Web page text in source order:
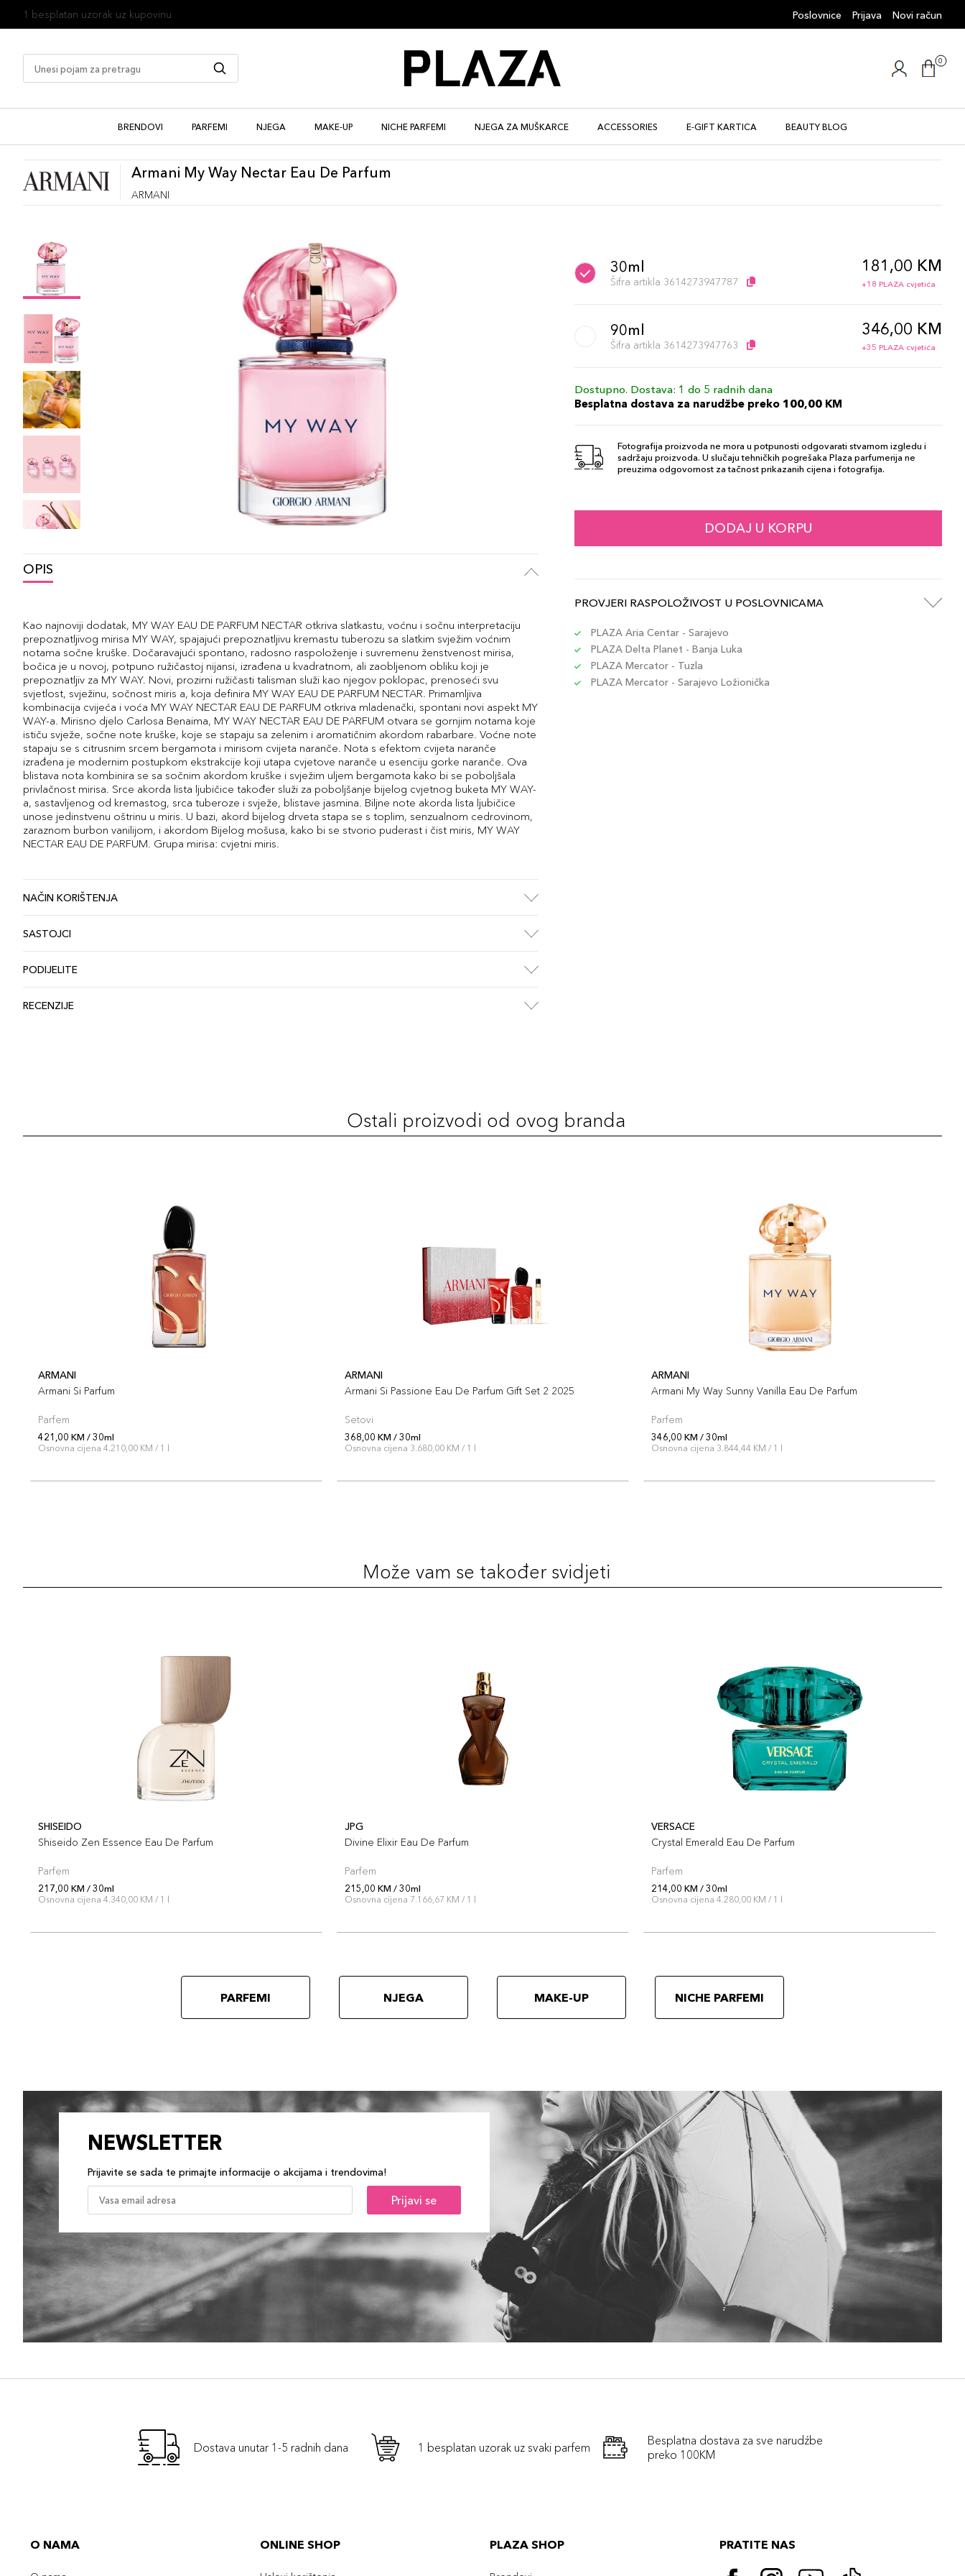
1 besplatan uzorak uz kupovinu Poslovnice Prijava Novi račun
0
BRENDOVI PARFEMI NJEGA MAKE-UP NICHE PARFEMI NJEGA ZA MUŠKARCE ACCESSORIES E-GIFT KARTICA BEAUTY BLOG
Armani My Way Nectar Eau De Parfum
ARMANI
OPIS
Kao najnoviji dodatak, MY WAY EAU DE PARFUM NECTAR otkriva slatkastu, voćnu i sočnu interpretaciju
prepoznatljivog mirisa MY WAY, spajajući prepoznatljivu kremastu tuberozu sa slatkim svježim voćnim
notama sočne kruške. Dočaravajući spontano, radosno raspoloženje i suvremenu ženstvenost mirisa,
bočica je u novoj, potpuno ružičastoj nijansi, izrađena u kvadratnom, ali zaobljenom obliku koji je
prepoznatljiv za MY WAY. Novi, prozirni ružičasti talisman služi kao njegov poklopac, prenoseći svu
svjetlost, svježinu, sočnost miris a, koja definira MY WAY EAU DE PARFUM NECTAR. Primamljiva
kombinacija cvijeća i voća MY WAY NECTAR EAU DE PARFUM otkriva mladenački, spontani novi aspekt MY
WAY-a. Mirisno djelo Carlosa Benaima, MY WAY NECTAR EAU DE PARFUM otvara se gornjim notama koje
ističu svježe, sočne note kruške, koje se stapaju sa zelenim i aromatičnim akordom rabarbare. Voćne note
stapaju se s citrusnim srcem bergamota i mirisom cvijeta naranče. Nota s efektom cvijeta naranče
izrađena je modernim postupkom ekstrakcije koji utapa cvjetove naranče u esenciju gorke naranče. Ova
blistava nota kombinira se sa sočnim akordom kruške i svježim uljem bergamota kako bi se poboljšala
privlačnost mirisa. Srce akorda lista ljubičice također služi za poboljšanje bijelog cvjetnog buketa MY WAY-
a, sastavljenog od kremastog, srca tuberoze i svježe, blistave jasmina. Biljne note akorda lista ljubičice
unose jedinstvenu oštrinu u miris. U bazi, akord bijelog drveta stapa se s toplim, senzualnom cedrovinom,
zaraznom burbon vanilijom, i akordom Bijelog mošusa, kako bi se stvorio puderast i čist miris, MY WAY
NECTAR EAU DE PARFUM. Grupa mirisa: cvjetni miris.
NAČIN KORIŠTENJA
SASTOJCI
PODIJELITE
RECENZIJE
30ml
Šifra artikla 3614273947787
181,00 KM
+18 PLAZA cvjetića
90ml
Šifra artikla 3614273947763
346,00 KM
+35 PLAZA cvjetića
Dostupno. Dostava: 1 do 5 radnih dana
Besplatna dostava za narudžbe preko 100,00 KM
Fotografija proizvoda ne mora u potpunosti odgovarati stvarnom izgledu i
sadržaju proizvoda. U slučaju tehničkih pogrešaka Plaza parfumerija ne
preuzima odgovornost za tačnost prikazanih cijena i fotografija.
DODAJ U KORPU
PROVJERI RASPOLOŽIVOST U POSLOVNICAMA
PLAZA Aria Centar - Sarajevo
PLAZA Delta Planet - Banja Luka
PLAZA Mercator - Tuzla
PLAZA Mercator - Sarajevo Ložionička
Ostali proizvodi od ovog branda
ARMANI
Armani Si Parfum
Parfem
421,00 KM / 30ml
Osnovna cijena 4.210,00 KM / 1 l
ARMANI
Armani Si Passione Eau De Parfum Gift Set 2 2025
Setovi
368,00 KM / 30ml
Osnovna cijena 3.680,00 KM / 1 l
ARMANI
Armani My Way Sunny Vanilla Eau De Parfum
Parfem
346,00 KM / 30ml
Osnovna cijena 3.844,44 KM / 1 l
Može vam se također svidjeti
SHISEIDO
Shiseido Zen Essence Eau De Parfum
Parfem
217,00 KM / 30ml
Osnovna cijena 4.340,00 KM / 1 l
JPG
Divine Elixir Eau De Parfum
Parfem
215,00 KM / 30ml
Osnovna cijena 7.166,67 KM / 1 l
VERSACE
Crystal Emerald Eau De Parfum
Parfem
214,00 KM / 30ml
Osnovna cijena 4.280,00 KM / 1 l
PARFEMI NJEGA MAKE-UP NICHE PARFEMI
NEWSLETTER
Prijavite se sada te primajte informacije o akcijama i trendovima!
Prijavi se
Dostava unutar 1-5 radnih dana 1 besplatan uzorak uz svaki parfem
Besplatna dostava za sve narudźbe
preko 100KM
O NAMA ONLINE SHOP PLAZA SHOP PRATITE NAS